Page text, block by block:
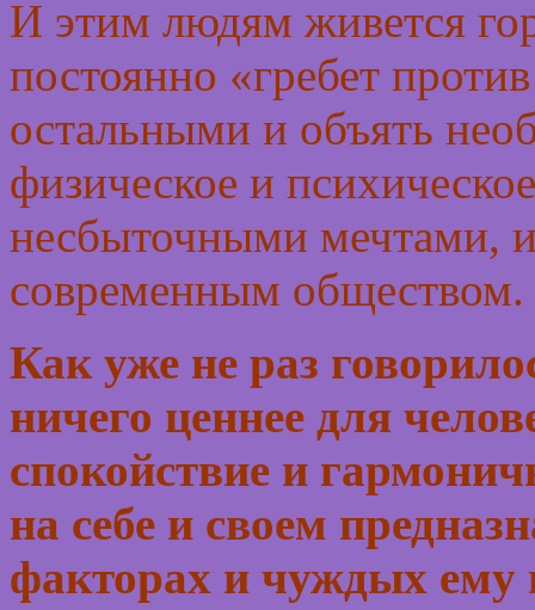
И этим людям живется
постоянно «гребет
остальными и объять
физическое и
несбыточными мечтами,
современным обществом.
Как уже не раз
ничего ценнее для
спокойствие и
на себе и своем
факторах и чуждых ему